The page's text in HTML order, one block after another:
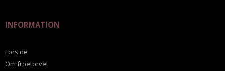
INFORMATION
Forside
Om froetorvet